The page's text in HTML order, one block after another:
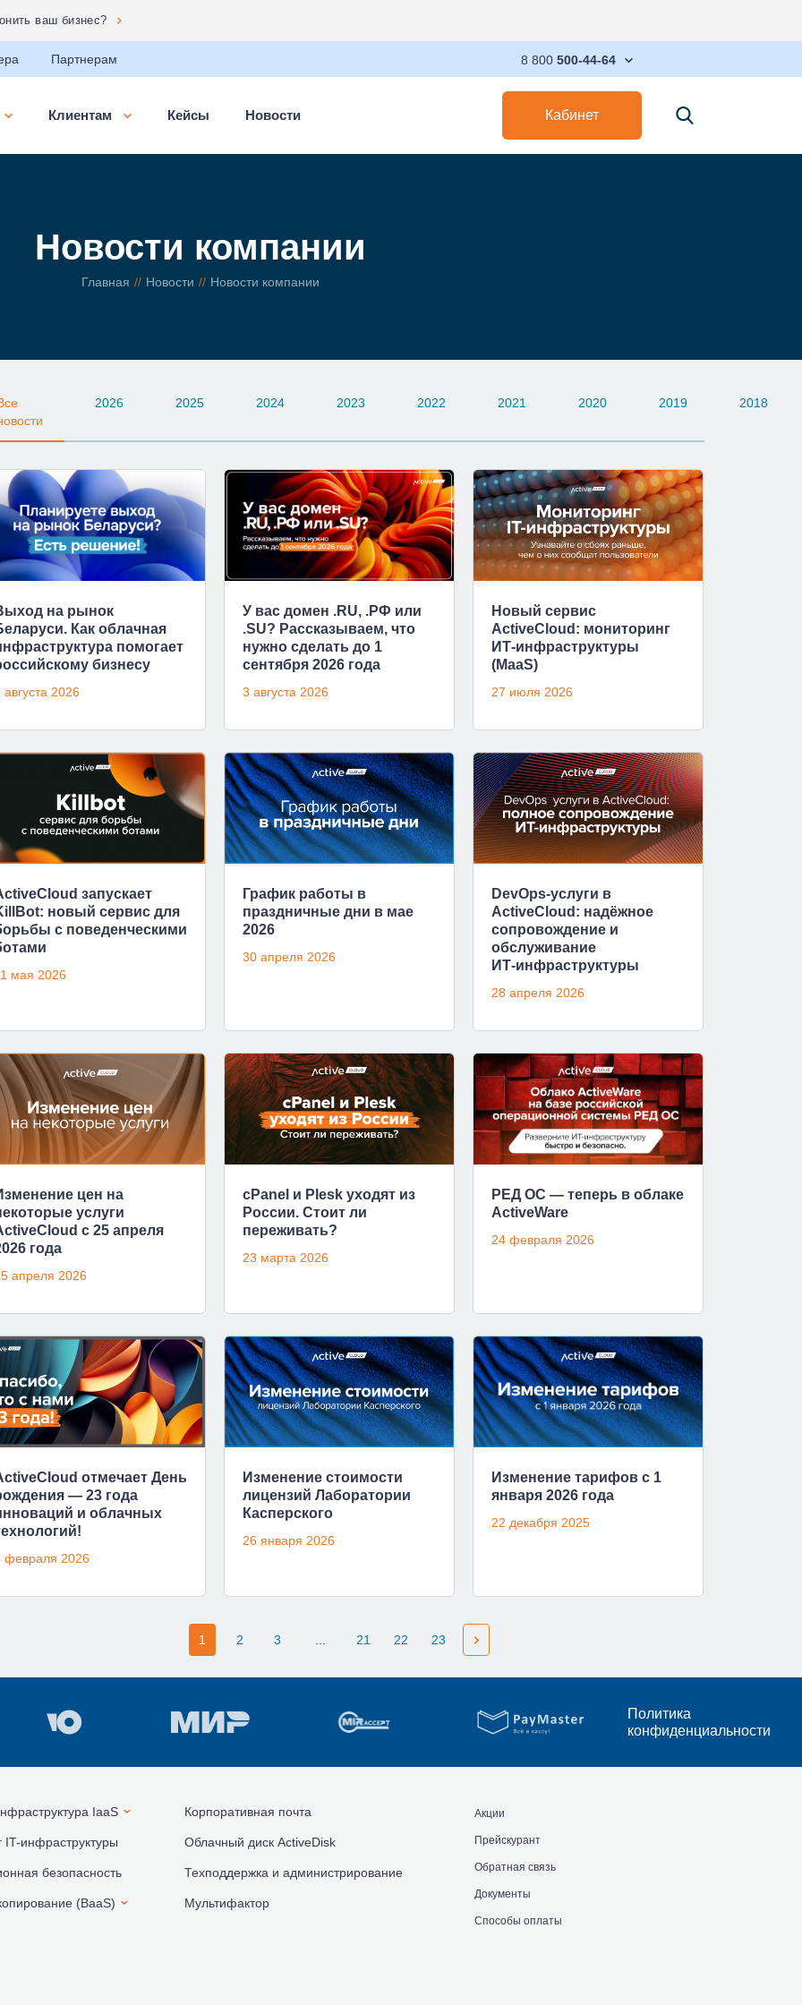
данных»
Партнерам 8 800 500-44-64
Клиентам Кейсы Новости Кабинет
Новости компании
Главная Новости Новости компании
2026 2025 2024 2023 2022 2021 2020 2019 2018
на рынок
Как облачная
помогает
бизнесу
августа 2026
У вас домен .RU, .РФ или
.SU? Рассказываем, что
нужно сделать до 1
сентября 2026 года
3 августа 2026
Новый сервис
ActiveCloud: мониторинг
ИТ-инфраструктуры
(MaaS)
27 июля 2026
запускает
новый сервис для
с поведенческими
мая 2026
График работы в
праздничные дни в мае
2026
30 апреля 2026
DevOps‑услуги в
ActiveCloud: надёжное
сопровождение и
обслуживание
ИТ‑инфраструктуры
28 апреля 2026
цен на
услуги
с 25 апреля
года
апреля 2026
cPanel и Plesk уходят из
России. Стоит ли
переживать?
23 марта 2026
РЕД ОС — теперь в облаке
ActiveWare
24 февраля 2026
отмечает День
— 23 года
и облачных
февраля 2026
Изменение стоимости
лицензий Лаборатории
Касперского
26 января 2026
Изменение тарифов с 1
января 2026 года
22 декабря 2025
1 2 3 21 22 23
Политика
конфиденциальности
IaaS
IT-инфраструктуры
безопасность
(BaaS)
Корпоративная почта
Облачный диск ActiveDisk
Техподдержка и администрирование
Мультифактор
Акции
Прейскурант
Обратная связь
Документы
Способы оплаты